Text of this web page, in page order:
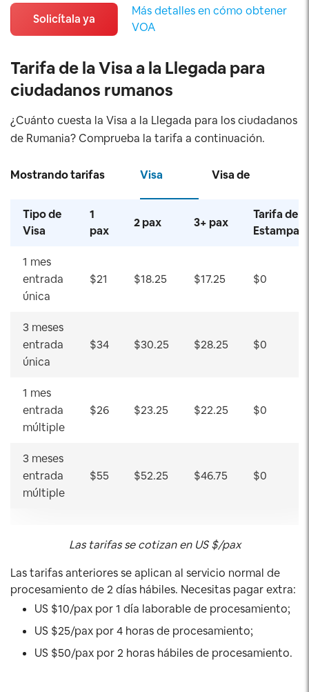
Solicítala ya
Más detalles en cómo obtener
VOA
Tarifa de la Visa a la Llegada para
ciudadanos rumanos
¿Cuánto cuesta la Visa a la Llegada para los ciudadanos
de Rumania? Comprueba la tarifa a continuación.
Mostrando tarifas
para
Visa Visa de
Negocios
Tipo de
Visa
1
pax
2 pax 3+ pax
Tarifa de
1 mes
entrada
única
$21 $18.25 $17.25 $0
3 meses
entrada
única
$34 $30.25 $28.25 $0
1 mes
entrada
múltiple
$26 $23.25 $22.25 $0
3 meses
entrada
múltiple
$55 $52.25 $46.75 $0
Las tarifas se cotizan en US $/pax
Las tarifas anteriores se aplican al servicio normal de
procesamiento de 2 días hábiles. Necesitas pagar extra:
US $10/pax por 1 día laborable de procesamiento;
US $25/pax por 4 horas de procesamiento;
US $50/pax por 2 horas hábiles de procesamiento.